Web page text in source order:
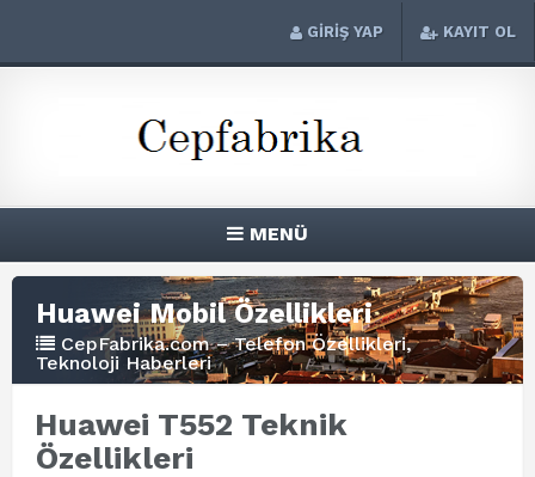
GİRİŞ YAP KAYIT OL
MENÜ
Huawei Mobil Özellikleri
CepFabrika.com – Telefon Özellikleri,
Teknoloji Haberleri
Huawei T552 Teknik
Özellikleri